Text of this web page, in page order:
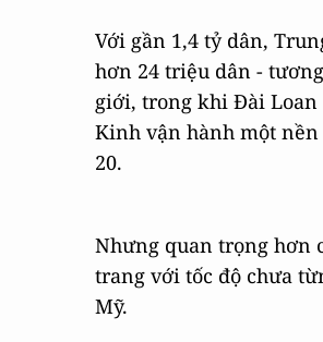
Với gần 1,4 tỷ dân,
hơn 24 triệu dân -
giới, trong khi Đài Loan
Kinh vận hành một
20.
Nhưng quan trọng hơn
trang với tốc độ chưa
Mỹ.